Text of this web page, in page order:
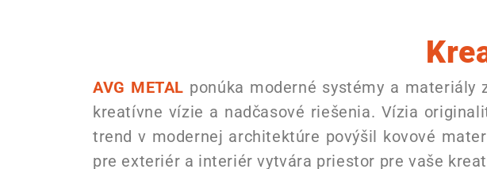
AVG METAL ponúka moderné systémy a
kreatívne vízie a nadčasové riešenia. Vízia
trend v modernej architektúre povýšil kovové
pre exteriér a interiér vytvára priestor pre vaše